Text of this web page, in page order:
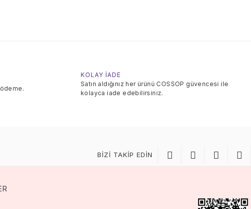
KOLAY İADE
Satın aldığınız her ürünü COSSOP güvencesi ile
kolayca iade edebilirsiniz.
BİZİ TAKİP EDİN